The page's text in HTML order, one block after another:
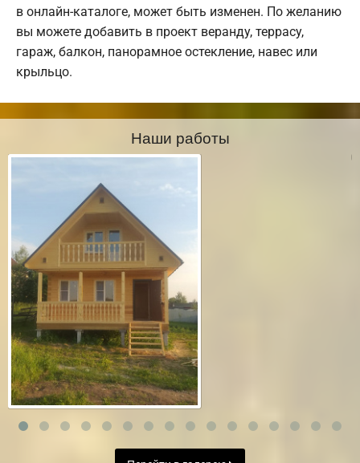
в онлайн-каталоге, может быть изменен. По желанию
вы можете добавить в проект веранду, террасу,
гараж, балкон, панорамное остекление, навес или
крыльцо.
Наши работы